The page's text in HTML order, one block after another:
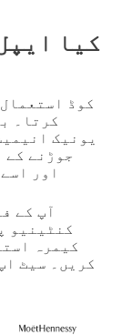
کیا
کرتا۔
یونیک
جوڑنے کے
اور
آپ کے
کنٹینیو
کیمرہ
کریں۔ سیٹ